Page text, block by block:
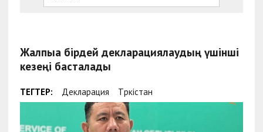
Жалпыға бірдей декларациялаудың үшінші
кезеңі басталады
ТЕГТЕР: Декларация Түркістан